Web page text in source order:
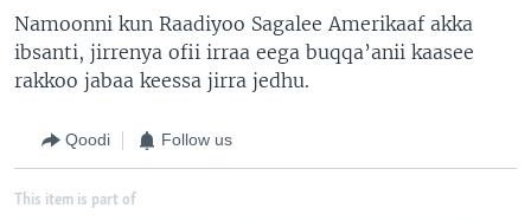
Namoonni kun Raadiyoo Sagalee Amerikaaf akka
ibsanti, jirrenya ofii irraa eega buqqa’anii kaasee
rakkoo jabaa keessa jirra jedhu.
Qoodi Follow us
This item is part of